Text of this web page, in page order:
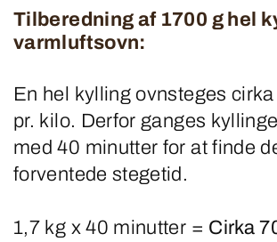
Tilberedning af 1700 g hel
varmluftsovn:
En hel kylling ovnsteges
pr. kilo. Derfor ganges
med 40 minutter for at finde
forventede stegetid.
1,7 kg x 40 minutter = Cirka